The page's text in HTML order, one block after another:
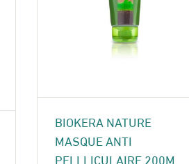
BIOKERA NATURE
MASQUE ANTI
PELLLICULAIRE 200M ..